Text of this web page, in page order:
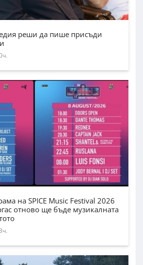
реши да пише присъди
на SPICE Music Festival 2026
отново ще бъде музикалната